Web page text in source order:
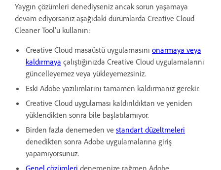
Yaygın çözümleri denediyseniz ancak sorun yaşamaya
devam ediyorsanız aşağıdaki durumlarda Creative Cloud
Cleaner Tool'u kullanın:
Creative Cloud masaüstü uygulamasını onarmaya veya
kaldırmaya çalıştığınızda Creative Cloud uygulamalarını
güncelleyemez veya yükleyemezsiniz.
Eski Adobe yazılımlarını tamamen kaldırmanız gerekir.
Creative Cloud uygulaması kaldırıldıktan ve yeniden
yüklendikten sonra bile başlatılamıyor.
Birden fazla denemeden ve standart düzeltmeleri
denedikten sonra Adobe uygulamalarına giriş
yapamıyorsunuz.